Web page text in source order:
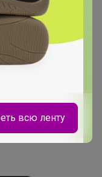
изображений
всю ленту